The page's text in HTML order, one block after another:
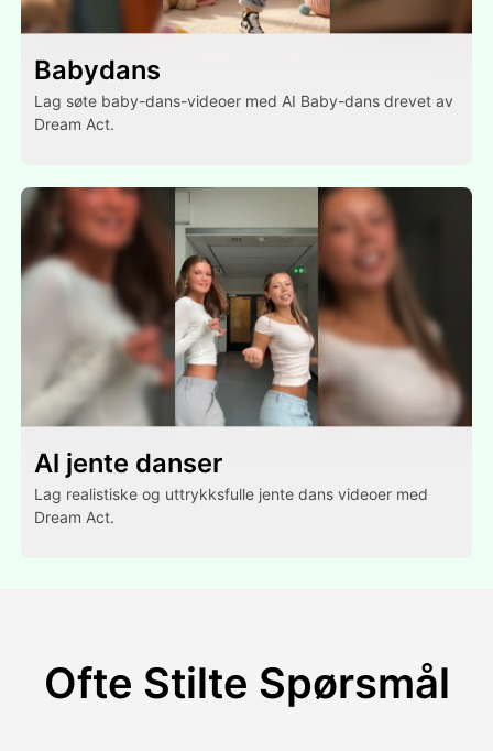
Babydans
Lag søte baby-dans-videoer med AI Baby-dans drevet av
Dream Act.
Al jente danser
Lag realistiske og uttrykksfulle jente dans videoer med
Dream Act.
Ofte Stilte Spørsmål